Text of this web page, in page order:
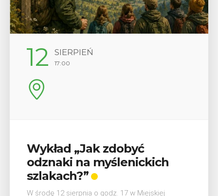
29 SIERPIEŃ
08:00 - 18:00
V Turniej Myślimira.
Mieszczanie i rzemieślnicy
W ostatni weekend wakacji, czyli 29-30 sierpnia w
Myślenicach odbędzie się piąta edycja Turnieju